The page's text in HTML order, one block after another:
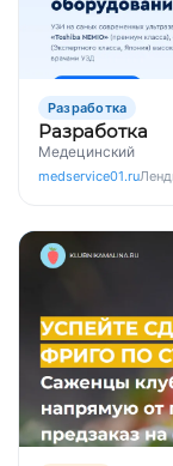
Разработка
Разработка
Медецинский
medservice01.ru